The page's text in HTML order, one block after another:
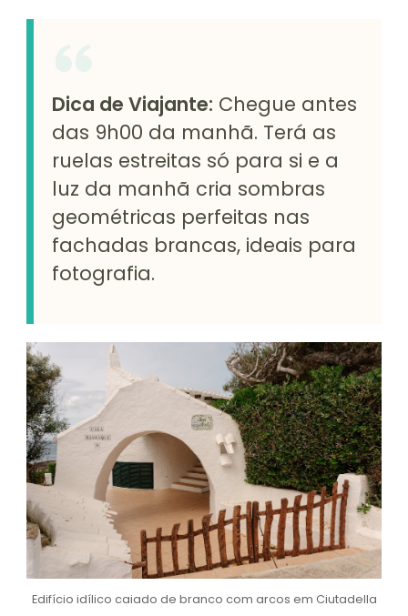
Dica de Viajante: Chegue antes
das 9h00 da manhã. Terá as
ruelas estreitas só para si e a
luz da manhã cria sombras
geométricas perfeitas nas
fachadas brancas, ideais para
fotografia.
Edifício idílico caiado de branco com arcos em Ciutadella